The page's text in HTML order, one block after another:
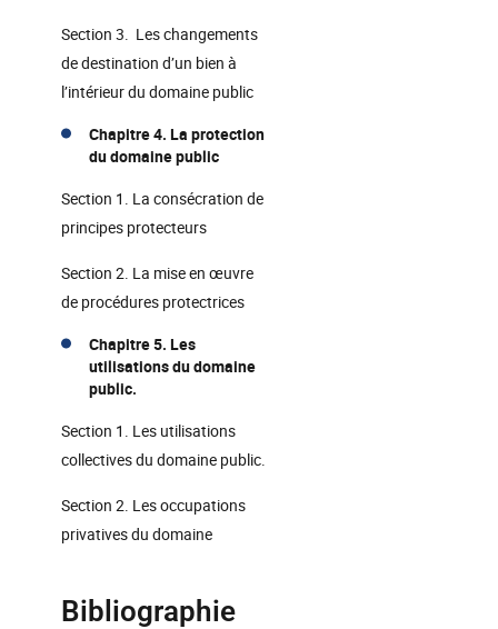
Section 3. Les changements
de destination d’un bien à
l’intérieur du domaine public
Chapitre 4. La protection
du domaine public
Section 1. La consécration de
principes protecteurs
Section 2. La mise en œuvre
de procédures protectrices
Chapitre 5. Les
utilisations du domaine
public.
Section 1. Les utilisations
collectives du domaine public.
Section 2. Les occupations
privatives du domaine
Bibliographie